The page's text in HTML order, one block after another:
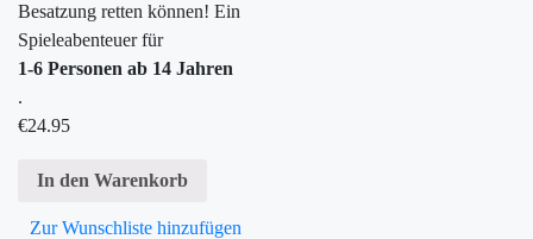
Besatzung retten können! Ein
Spieleabenteuer für
1-6 Personen ab 14 Jahren
.
€24.95
In den Warenkorb
Zur Wunschliste hinzufügen